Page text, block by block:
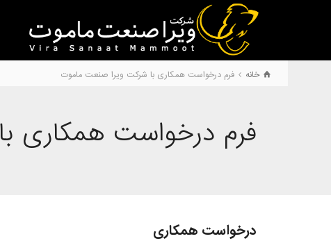
خانه فرم درخواست همکاری با شرکت ویرا صنعت ماموت
فرم درخواست همکاری
درخواست همکاری